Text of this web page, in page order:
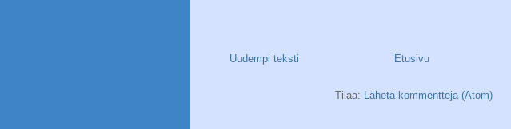
Uudempi teksti Etusivu
Tilaa: Lähetä kommentteja (Atom)